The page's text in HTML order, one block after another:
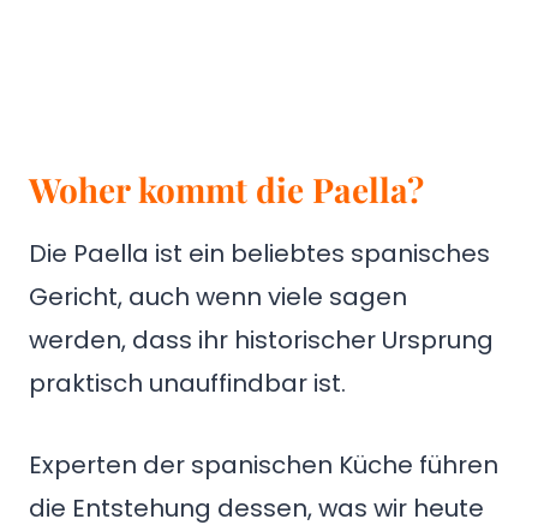
Woher kommt die Paella?
Die Paella ist ein beliebtes spanisches
Gericht, auch wenn viele sagen
werden, dass ihr historischer Ursprung
praktisch unauffindbar ist.
Experten der spanischen Küche führen
die Entstehung dessen, was wir heute